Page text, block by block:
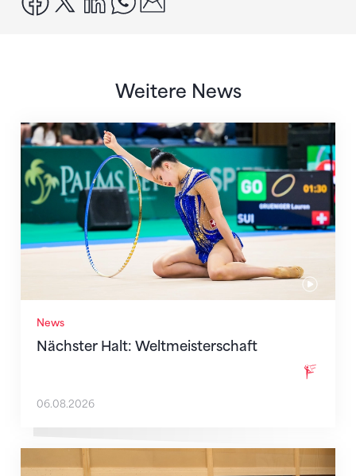
Weitere News
News
Nächster Halt: Weltmeisterschaft
Nächster Halt: Weltmeisterschaft
06.08.2026
Mit klaren Zielen nach Zagreb